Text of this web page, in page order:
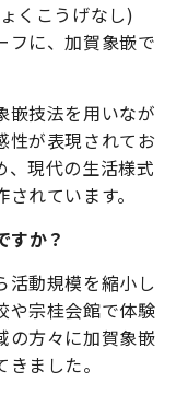
くこうげなし)
フに、加賀象嵌で
嵌技法を用いなが
性が表現されてお
、現代の生活様式
れています。
すか？
活動規模を縮小し
や宗桂会館で体験
の方々に加賀象嵌
ました。